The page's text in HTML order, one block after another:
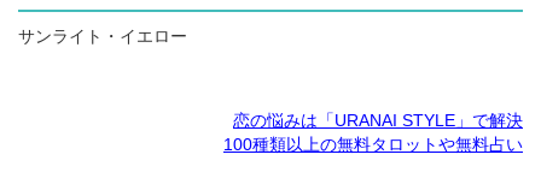
サンライト・イエロー
恋の悩みは「URANAI STYLE」で解決
100種類以上の無料タロットや無料占い